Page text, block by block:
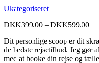
Ukategoriseret
DKK399.00 – DKK599.00
Dit personlige scoop er dit
de bedste rejsetilbud. Jeg gør
med at booke din rejse og